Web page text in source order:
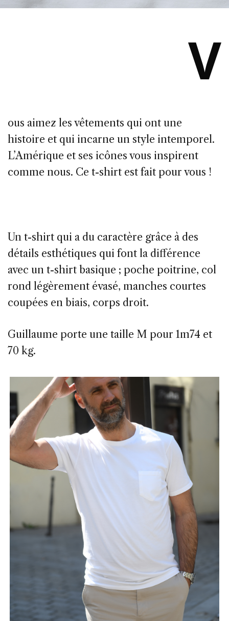
V
ous aimez les vêtements qui ont une
histoire et qui incarne un style intemporel.
L’Amérique et ses icônes vous inspirent
comme nous. Ce t-shirt est fait pour vous !
Un t-shirt qui a du caractère grâce à des
détails esthétiques qui font la différence
avec un t-shirt basique ; poche poitrine, col
rond légèrement évasé, manches courtes
coupées en biais, corps droit.
Guillaume porte une taille M pour 1m74 et
70 kg.